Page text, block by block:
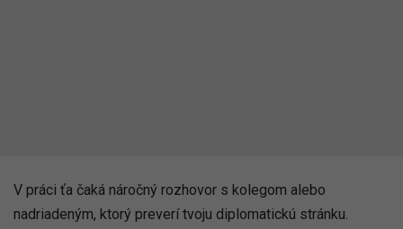
V práci ťa čaká náročný rozhovor s kolegom alebo
nadriadeným, ktorý preverí tvoju diplomatickú stránku.